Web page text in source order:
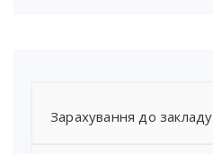
Зарахування до закладу